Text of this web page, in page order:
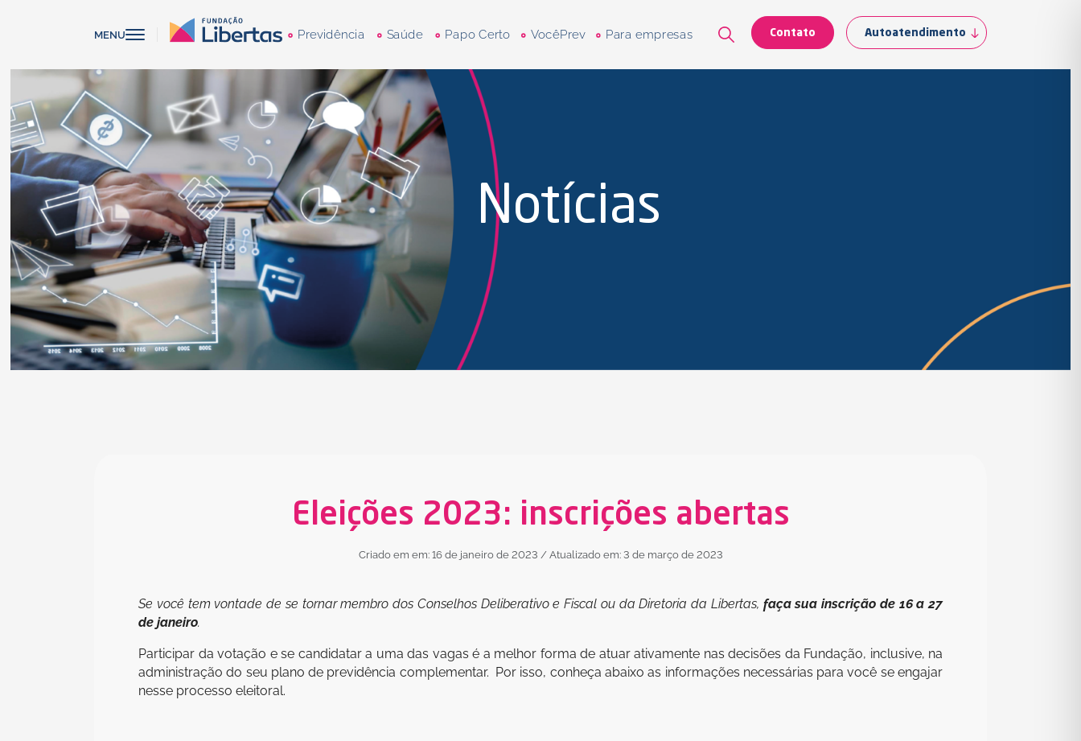
MENU Previdência Saúde Papo Certo VocêPrev Para empresas Contato Autoatendimento
Notícias
Eleições 2023: inscrições abertas
Criado em em: 16 de janeiro de 2023 / Atualizado em: 3 de março de 2023
Se você tem vontade de se tornar membro dos Conselhos Deliberativo e Fiscal ou da Diretoria da Libertas, faça sua inscrição de 16 a 27
de janeiro.
Participar da votação e se candidatar a uma das vagas é a melhor forma de atuar ativamente nas decisões da Fundação, inclusive, na
administração do seu plano de previdência complementar. Por isso, conheça abaixo as informações necessárias para você se engajar
nesse processo eleitoral.